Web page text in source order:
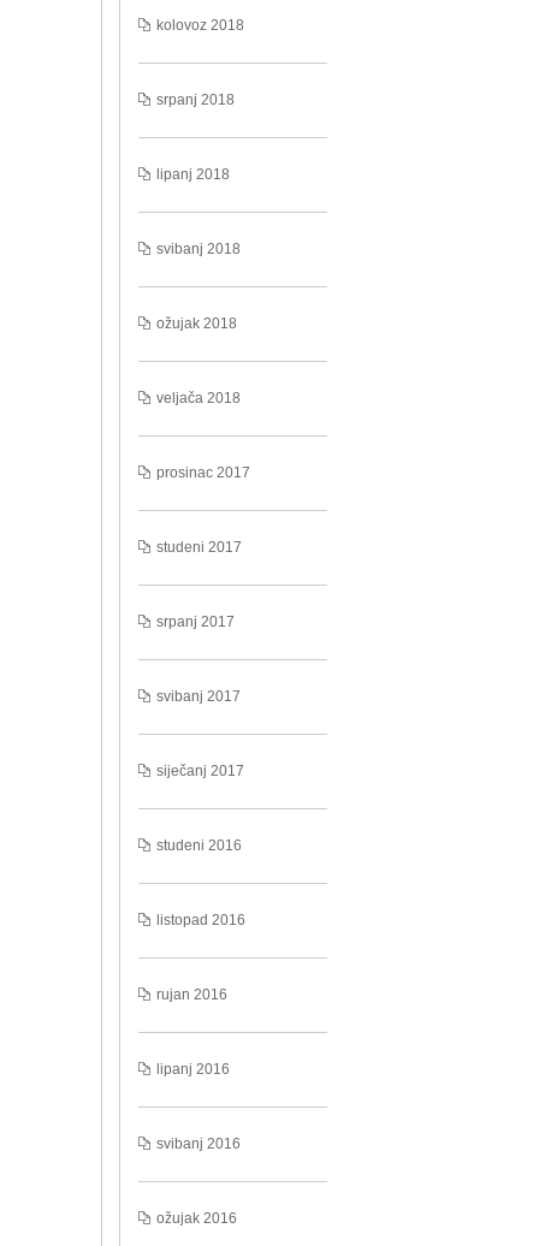
kolovoz 2018
srpanj 2018
lipanj 2018
svibanj 2018
ožujak 2018
veljača 2018
prosinac 2017
studeni 2017
srpanj 2017
svibanj 2017
siječanj 2017
studeni 2016
listopad 2016
rujan 2016
lipanj 2016
svibanj 2016
ožujak 2016